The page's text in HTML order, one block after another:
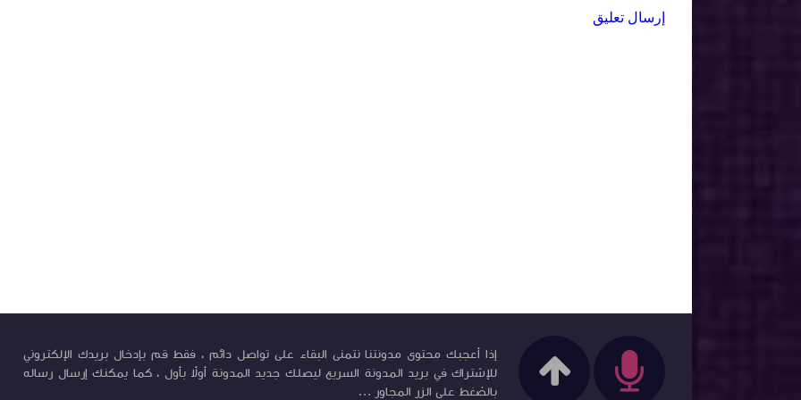
إرسال تعليق
إذا أعجبك محتوى مدونتنا نتمنى البقاء على تواصل دائم ، فقط قم بإدخال بريدك الإلكتروني
للإشتراك في بريد المدونة السريع ليصلك جديد المدونة أولاً بأول ، كما يمكنك إرسال رساله
بالضغط على الزر المجاور ...